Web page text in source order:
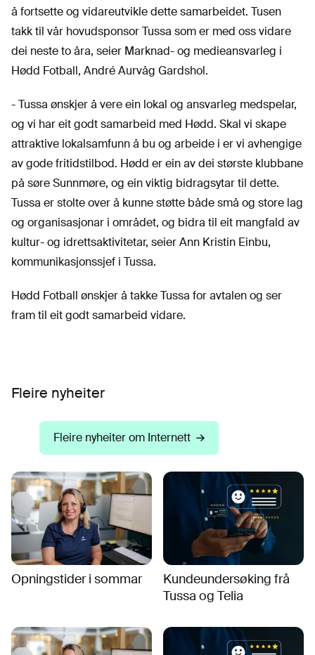
å fortsette og vidareutvikle dette samarbeidet. Tusen
takk til vår hovudsponsor Tussa som er med oss vidare
dei neste to åra, seier Marknad- og medieansvarleg i
Hødd Fotball, André Aurvåg Gardshol.
- Tussa ønskjer å vere ein lokal og ansvarleg medspelar,
og vi har eit godt samarbeid med Hødd. Skal vi skape
attraktive lokalsamfunn å bu og arbeide i er vi avhengige
av gode fritidstilbod. Hødd er ein av dei største klubbane
på søre Sunnmøre, og ein viktig bidragsytar til dette.
Tussa er stolte over å kunne støtte både små og store lag
og organisasjonar i området, og bidra til eit mangfald av
kultur- og idrettsaktivitetar, seier Ann Kristin Einbu,
kommunikasjonssjef i Tussa.
Hødd Fotball ønskjer å takke Tussa for avtalen og ser
fram til eit godt samarbeid vidare.
Fleire nyheiter
Fleire nyheiter om Internett
Opningstider i sommar
Kundeundersøking frå
Tussa og Telia